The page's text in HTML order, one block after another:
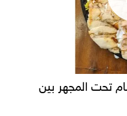
تحت المجهر بين